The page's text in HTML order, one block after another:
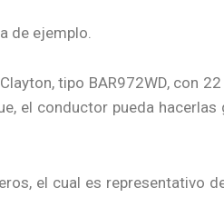
de ejemplo.
tipo BAR972WD, con
el conductor pueda hacerlas
el cual es representativo